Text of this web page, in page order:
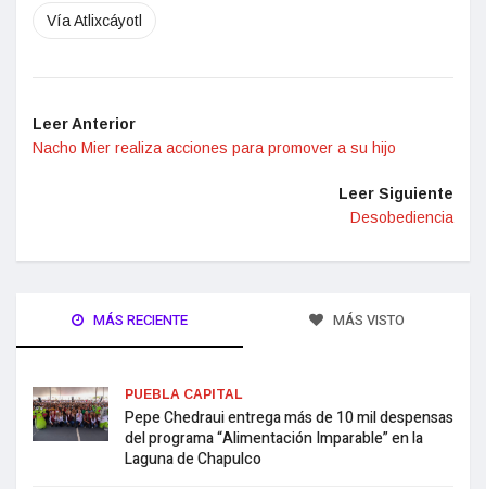
Vía Atlixcáyotl
Leer Anterior
Nacho Mier realiza acciones para promover a su hijo
Leer Siguiente
Desobediencia
MÁS RECIENTE MÁS VISTO
PUEBLA CAPITAL
Pepe Chedraui entrega más de 10 mil despensas
del programa “Alimentación Imparable” en la
Laguna de Chapulco